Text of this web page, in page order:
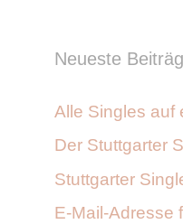
Neueste
Alle Singles auf
Der Stuttgarter
Stuttgarter
E-Mail-Adresse